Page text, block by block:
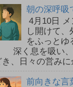
朝の深呼吸
4月10日
し開けて
をふっとゆ
深く息を吸い、
き、日々の営み
前向きな言